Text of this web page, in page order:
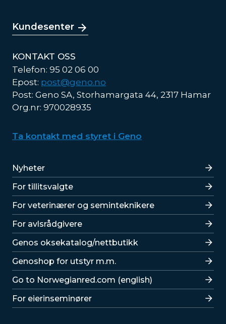
Kundesenter
KONTAKT OSS
Telefon: 95 02 06 00
Epost: post@geno.no
Post: Geno SA, Storhamargata 44, 2317 Hamar
Org.nr: 970028935
Ta kontakt med styret i Geno
Lenker
Nyheter
For tillitsvalgte
For veterinærer og seminteknikere
For avlsrådgivere
Lenker
Genos oksekatalog/nettbutikk
Genoshop for utstyr m.m.
Go to Norwegianred.com (english)
For eierinseminører